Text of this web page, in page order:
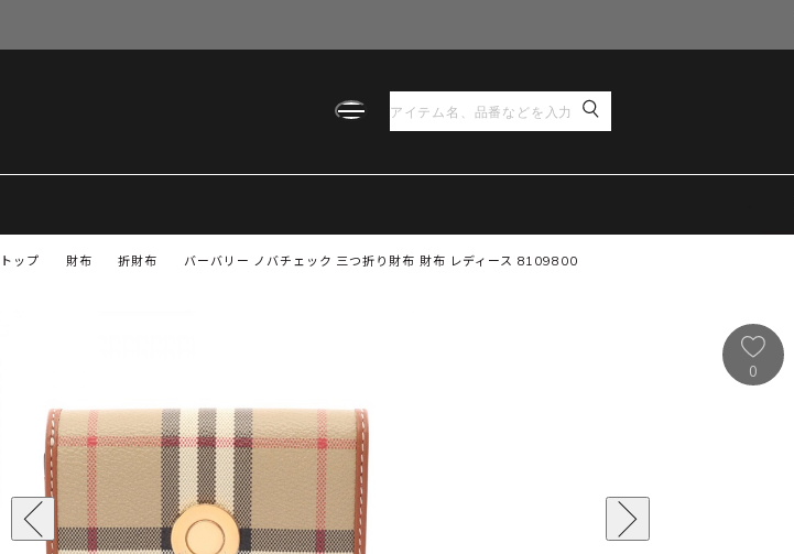
トップ バーバリー ノバチェック 三つ折り財布 財布 レディース 8109800
財布 折財布
0